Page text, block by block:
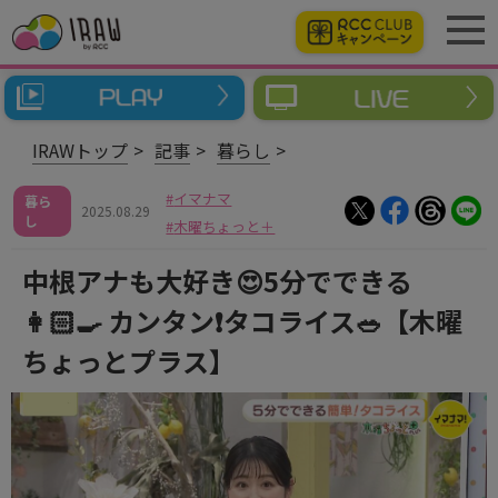
IRAWトップ 記事 暮らし
暮ら
し
2025.08.29
イマナマ
木曜ちょっと＋
中根アナも大好き😍5分でできる
👩🏻‍🍳 カンタン❗タコライス🥗【木曜
ちょっとプラス】